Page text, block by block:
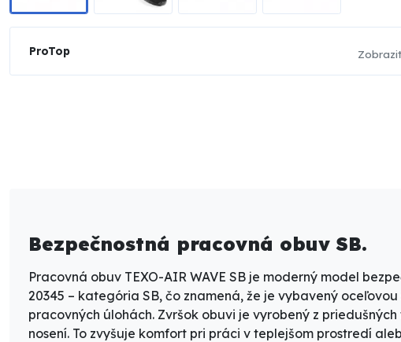
ProTop
Bezpečnostná pracovná obuv SB.
Pracovná obuv TEXO-AIR WAVE SB je moderný model
20345 – kategória SB, čo znamená, že je vybavený
pracovných úlohách. Zvršok obuvi je vyrobený z
nosení. To zvyšuje komfort pri práci v teplejšom prostredí